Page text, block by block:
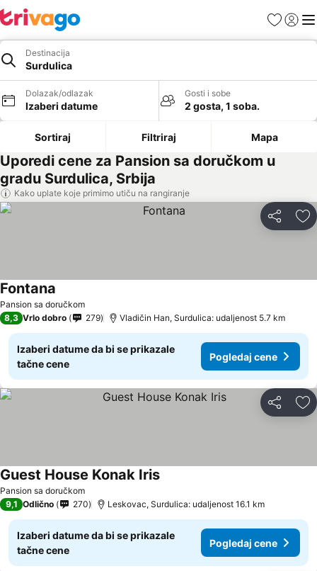
FavoritiPrijavi
Destinacija
Surdulica
Dolazak/odlazak
Izaberi datume
Gosti i sobe
2 gosta, 1 soba.
Sortiraj Filtriraj Mapa
Uporedi cene za Pansion sa doručkom u
gradu Surdulica, Srbija
Kako uplate koje primimo utiču na rangiranje
Deli
Pansion sa doručkom
Fontana
8,3 Vrlo dobro 279 Vladičin Han, Surdulica: udaljenost 5.7 km
Izaberi datume da bi se prikazale
tačne cene
Pogledaj cene
Deli
Pansion sa doručkom
Guest House Konak IrisPogledaj cene
9,1 Odlično 270 Leskovac, Surdulica: udaljenost 16.1 km
Izaberi datume da bi se prikazale
tačne cene
Pogledaj cene